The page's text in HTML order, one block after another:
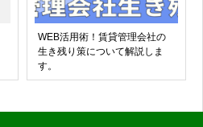
WEB活用術！賃貸管理会社の
生き残り策について解説しま
す。